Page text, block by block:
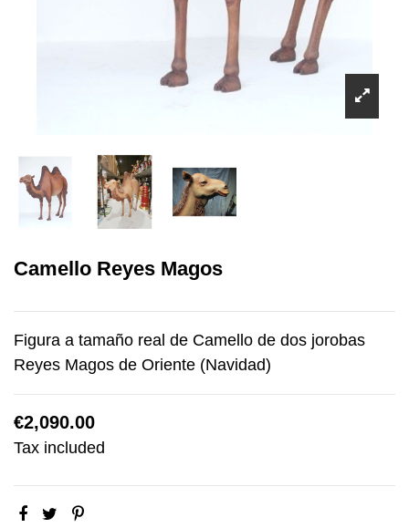
Camello Reyes Magos
Figura a tamaño real de Camello de dos jorobas
Reyes Magos de Oriente (Navidad)
€2,090.00
Tax included